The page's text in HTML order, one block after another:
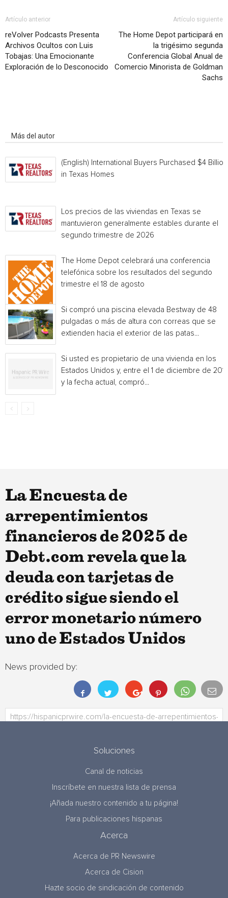
Artículo anterior
reVolver Podcasts Presenta
Archivos Ocultos con Luis
Tobajas: Una Emocionante
Exploración de lo Desconocido
Artículo siguiente
The Home Depot participará en
la trigésimo segunda
Conferencia Global Anual de
Comercio Minorista de Goldman
Sachs
Más del autor
(English) International Buyers Purchased $4 Billion
in Texas Homes
Los precios de las viviendas en Texas se
mantuvieron generalmente estables durante el
segundo trimestre de 2026
The Home Depot celebrará una conferencia
telefónica sobre los resultados del segundo
trimestre el 18 de agosto
Si compró una piscina elevada Bestway de 48
pulgadas o más de altura con correas que se
extienden hacia el exterior de las patas...
Si usted es propietario de una vivienda en los
Estados Unidos y, entre el 1 de diciembre de
y la fecha actual, compró...
La Encuesta de
arrepentimientos
financieros de 2025 de
Debt.com revela que la
deuda con tarjetas de
crédito sigue siendo el
error monetario número
uno de Estados Unidos
News provided by:
Soluciones
Canal de noticias
Inscríbete en nuestra lista de prensa
¡Añada nuestro contenido a tu página!
Para publicaciones hispanas
Acerca
Acerca de PR Newswire
Acerca de Cision
Hazte socio de sindicación de contenido